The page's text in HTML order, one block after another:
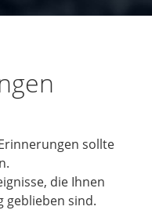
sollte
die Ihnen
geblieben sind.